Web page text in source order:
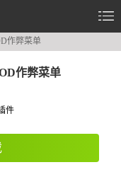
作弊菜单
作弊菜单
件